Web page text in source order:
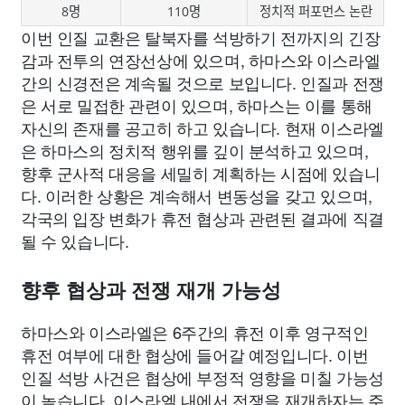
8명 110명 정치적 퍼포먼스 논란
이번 인질 교환은 탈북자를 석방하기 전까지의 긴장
감과 전투의 연장선상에 있으며, 하마스와 이스라엘
간의 신경전은 계속될 것으로 보입니다. 인질과 전쟁
은 서로 밀접한 관련이 있으며, 하마스는 이를 통해
자신의 존재를 공고히 하고 있습니다. 현재 이스라엘
은 하마스의 정치적 행위를 깊이 분석하고 있으며,
향후 군사적 대응을 세밀히 계획하는 시점에 있습니
다. 이러한 상황은 계속해서 변동성을 갖고 있으며,
각국의 입장 변화가 휴전 협상과 관련된 결과에 직결
될 수 있습니다.
향후 협상과 전쟁 재개 가능성
하마스와 이스라엘은 6주간의 휴전 이후 영구적인
휴전 여부에 대한 협상에 들어갈 예정입니다. 이번
인질 석방 사건은 협상에 부정적 영향을 미칠 가능성
이 높습니다. 이스라엘 내에서 전쟁을 재개하자는 주